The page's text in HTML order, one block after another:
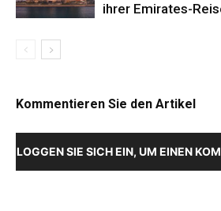
ihrer Emirates-
Kommentieren Sie den Artikel
LOGGEN SIE SICH EIN, UM EINEN